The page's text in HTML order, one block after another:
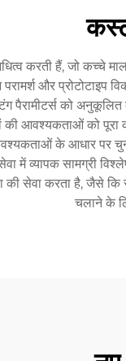
करती हैं, जो कच्चे
और
पैरामीटर्स को
की आवश्यकताओं को
आवश्यकताओं के आधार
में व्यापक सामग्री
की सेवा करता है, जैसे
चलाने के